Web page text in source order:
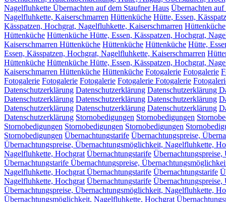
Nagelfluhkette Übernachten auf dem Staufner Haus Übernachten
Nagelfluhkette, Kaiserschmarren Hüttenküche Hütte, Essen,
Kässpatzen, Hochgrat, Nagelfluhkette, Kaiserschmarren Hüttenküche
Hüttenküche Hüttenküche Hütte, Essen, Kässpatzen, Hochgrat,
Kaiserschmarren Hüttenküche Hüttenküche Hüttenküche Hütte,
Essen, Kässpatzen, Hochgrat, Nagelfluhkette, Kaiserschmarren
Hüttenküche Hüttenküche Hütte, Essen, Kässpatzen, Hochgrat,
Kaiserschmarren Hüttenküche Hüttenküche Fotogalerie Fotogalerie
Fotogalerie Fotogalerie Fotogalerie Fotogalerie Fotogalerie
Datenschutzerklärung Datenschutzerklärung Datenschutzerklärung
Datenschutzerklärung Datenschutzerklärung Datenschutzerklärung
Datenschutzerklärung Datenschutzerklärung Datenschutzerklärung
Datenschutzerklärung Stornobedigungen Stornobedigungen
Stornobedigungen Stornobedigungen Stornobedigungen
Stornobedigungen Übernachtungstarife Übernachtungspreise,
Übernachtungspreise, Übernachtungsmöglichkeit, Nagelfluhkette,
Nagelfluhkette, Hochgrat Übernachtungstarife
Übernachtungstarife Übernachtungspreise,
Nagelfluhkette, Hochgrat Übernachtungstarife Übernachtungstarife
Nagelfluhkette, Hochgrat Übernachtungstarife
Übernachtungspreise, Übernachtungsmöglichkeit, Nagelfluhkette,
Übernachtungsmöglichkeit, Nagelfluhkette, Hochgrat